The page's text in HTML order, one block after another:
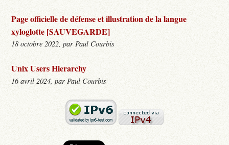
Page officielle de défense et illustration de la langue
xyloglotte [SAUVEGARDE]
18 octobre 2022, par Paul Courbis
Unix Users Hierarchy
16 avril 2024, par Paul Courbis